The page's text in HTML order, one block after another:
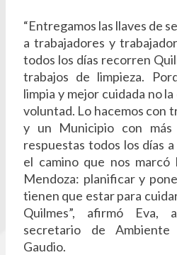
“Entregamos las llaves de
a trabajadores y
todos los días recorren
trabajos de limpieza.
limpia y mejor cuidada no
voluntad. Lo hacemos con
y un Municipio con más
respuestas todos los días
el camino que nos marcó
Mendoza: planificar y
tienen que estar para
Quilmes”, afirmó Eva,
secretario de
Gaudio.